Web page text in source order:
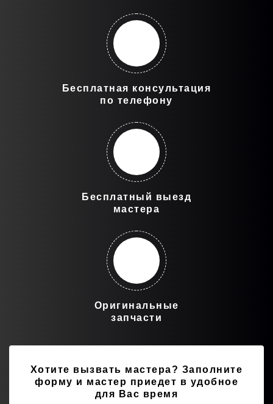
Бесплатная консультация
по телефону
Бесплатный выезд
мастера
Оригинальные
запчасти
Хотите вызвать мастера? Заполните
форму и мастер приедет в удобное
для Вас время